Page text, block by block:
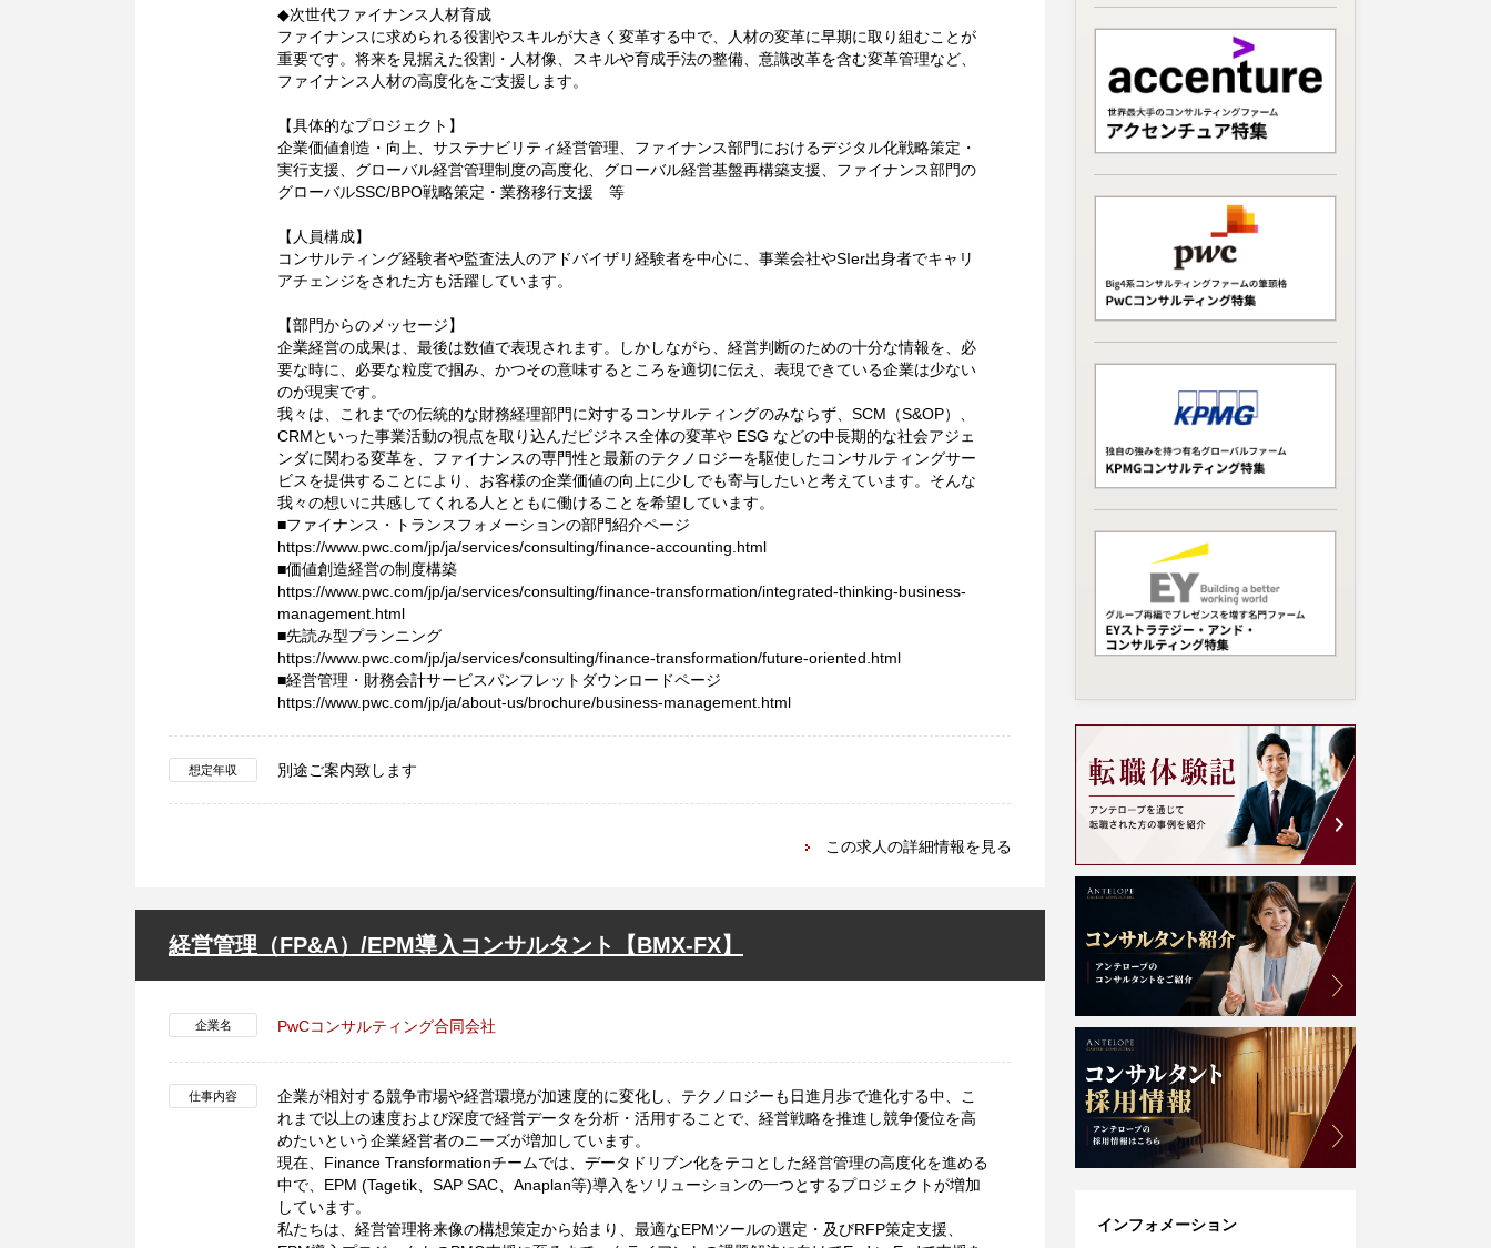
◆次世代ファイナンス人材育成
ファイナンスに求められる役割やスキルが大きく変革する中で、人材の変革に早期に取り組むことが
重要です。将来を見据えた役割・人材像、スキルや育成手法の整備、意識改革を含む変革管理など、
ファイナンス人材の高度化をご支援します。
【具体的なプロジェクト】
企業価値創造・向上、サステナビリティ経営管理、ファイナンス部門におけるデジタル化戦略策定・
実行支援、グローバル経営管理制度の高度化、グローバル経営基盤再構築支援、ファイナンス部門の
グローバルSSC/BPO戦略策定・業務移行支援 等
【人員構成】
コンサルティング経験者や監査法人のアドバイザリ経験者を中心に、事業会社やSIer出身者でキャリ
アチェンジをされた方も活躍しています。
【部門からのメッセージ】
企業経営の成果は、最後は数値で表現されます。しかしながら、経営判断のための十分な情報を、必
要な時に、必要な粒度で掴み、かつその意味するところを適切に伝え、表現できている企業は少ない
のが現実です。
我々は、これまでの伝統的な財務経理部門に対するコンサルティングのみならず、SCM（S&OP）、
CRMといった事業活動の視点を取り込んだビジネス全体の変革や ESG などの中長期的な社会アジェ
ンダに関わる変革を、ファイナンスの専門性と最新のテクノロジーを駆使したコンサルティングサー
ビスを提供することにより、お客様の企業価値の向上に少しでも寄与したいと考えています。そんな
我々の想いに共感してくれる人とともに働けることを希望しています。
■ファイナンス・トランスフォメーションの部門紹介ページ
https://www.pwc.com/jp/ja/services/consulting/finance-accounting.html
■価値創造経営の制度構築
https://www.pwc.com/jp/ja/services/consulting/finance-transformation/integrated-thinking-business-
management.html
■先読み型プランニング
https://www.pwc.com/jp/ja/services/consulting/finance-transformation/future-oriented.html
■経営管理・財務会計サービスパンフレットダウンロードページ
https://www.pwc.com/jp/ja/about-us/brochure/business-management.html
想定年収 別途ご案内致します
この求人の詳細情報を見る
経営管理（FP&A）/EPM導入コンサルタント【BMX-FX】
企業名 PwCコンサルティング合同会社
仕事内容
企業が相対する競争市場や経営環境が加速度的に変化し、テクノロジーも日進月歩で進化する中、こ
れまで以上の速度および深度で経営データを分析・活用することで、経営戦略を推進し競争優位を高
めたいという企業経営者のニーズが増加しています。
現在、Finance Transformationチームでは、データドリブン化をテコとした経営管理の高度化を進める
中で、EPM (Tagetik、SAP SAC、Anaplan等)導入をソリューションの一つとするプロジェクトが増加
しています。
私たちは、経営管理将来像の構想策定から始まり、最適なEPMツールの選定・及びRFP策定支援、
インフォメーション